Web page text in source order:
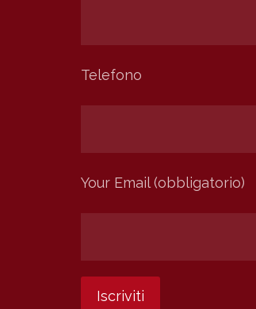
Telefono
Your Email (obbligatorio)